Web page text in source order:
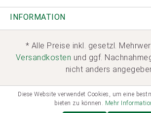
INFORMATION
* Alle Preise inkl. gesetzl.
Versandkosten und ggf.
nicht anders
Diese Website verwendet Cookies, um eine
bieten zu können. Mehr